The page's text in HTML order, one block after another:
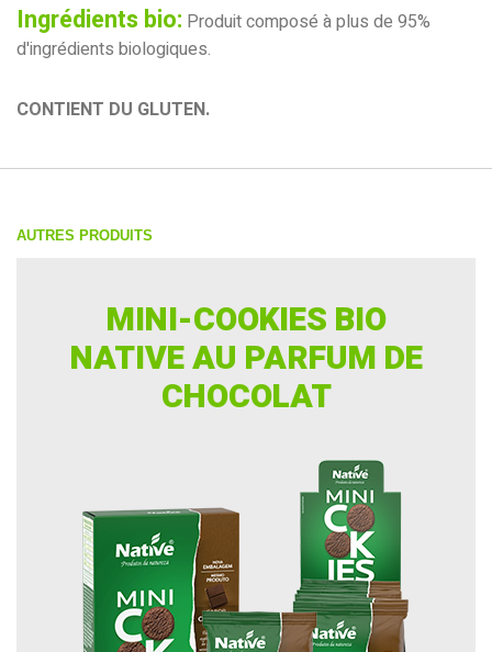
Ingrédients bio: Produit composé à plus de 95%
d'ingrédients biologiques.
CONTIENT DU GLUTEN.
AUTRES PRODUITS
MINI-COOKIES BIO
NATIVE AU PARFUM DE
CHOCOLAT